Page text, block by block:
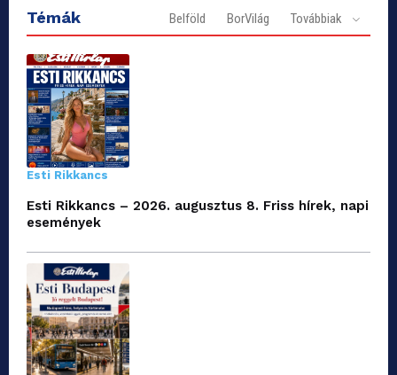
Témák Belföld BorVilág Továbbiak
Esti Rikkancs
Esti Rikkancs – 2026. augusztus 8. Friss hírek, napi
események